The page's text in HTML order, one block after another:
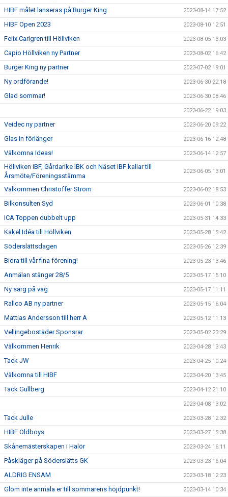
HIBF målet lanseras på Burger King 2023-08-14 17:52
HIBF Open 2023 2023-08-10 12:51
Felix Carlgren till Höllviken 2023-08-05 13:03
Capio Höllviken ny Partner 2023-08-02 16:42
Burger King ny partner 2023-07-02 19:01
Ny ordförande! 2023-06-30 22:18
Glad sommar! 2023-06-30 08:46
2023-06-22 19:03
Veidec ny partner 2023-06-20 09:22
Glas In förlänger 2023-06-16 12:48
Välkomna Ideas! 2023-06-14 12:57
Höllviken IBF, Gårdarike IBK och Näset IBF kallar till
Årsmöte/Föreningsstämma
2023-06-05 13:01
Välkommen Christoffer Ström 2023-06-02 18:53
Bilkonsulten Syd 2023-06-01 10:38
ICA Toppen dubbelt upp 2023-05-31 14:33
Kakel Idéa till Höllviken 2023-05-28 15:42
Söderslättsdagen 2023-05-26 12:39
Bidra till vår fina förening! 2023-05-23 13:46
Anmälan stänger 28/5 2023-05-17 15:10
Ny sarg på väg 2023-05-17 11:11
Rallco AB ny partner 2023-05-15 16:04
Mattias Andersson till herr A 2023-05-12 11:13
Vellingebostäder Sponsrar 2023-05-02 23:29
Välkommen Henrik 2023-04-28 13:43
Tack JW 2023-04-25 10:24
Välkomna till HIBF 2023-04-20 13:45
Tack Gullberg 2023-04-12 21:10
2023-04-08 13:02
Tack Julle 2023-03-28 12:32
HIBF Oldboys 2023-03-27 15:38
Skånemästerskapen i Halör 2023-03-24 16:11
Påskläger på Söderslätts GK 2023-03-23 16:04
ALDRIG ENSAM 2023-03-18 12:23
Glöm inte anmäla er till sommarens höjdpunkt! 2023-03-14 10:34